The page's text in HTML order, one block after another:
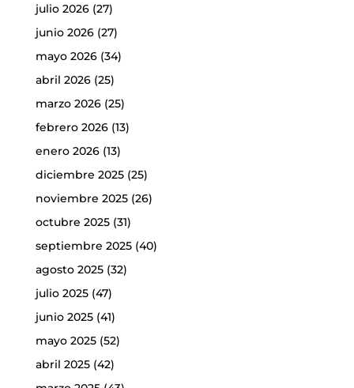
julio 2026(27)
junio 2026(27)
mayo 2026(34)
abril 2026(25)
marzo 2026(25)
febrero 2026(13)
enero 2026(13)
diciembre 2025(25)
noviembre 2025(26)
octubre 2025(31)
septiembre 2025(40)
agosto 2025(32)
julio 2025(47)
junio 2025(41)
mayo 2025(52)
abril 2025(42)